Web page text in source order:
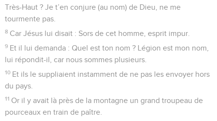
Très-Haut ? Je t’en conjure (au nom) de Dieu, ne me
tourmente pas.
8 Car Jésus lui disait : Sors de cet homme, esprit impur.
9 Et il lui demanda : Quel est ton nom ? Légion est mon nom,
lui répondit-il, car nous sommes plusieurs.
10 Et ils le suppliaient instamment de ne pas les envoyer hors
du pays.
11 Or il y avait là près de la montagne un grand troupeau de
pourceaux en train de paître.